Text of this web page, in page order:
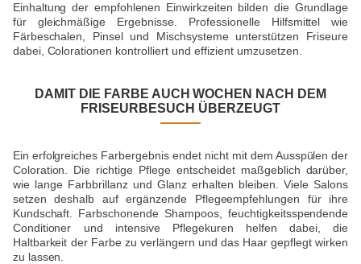
Einhaltung der empfohlenen Einwirkzeiten bilden die Grundlage
für gleichmäßige Ergebnisse. Professionelle Hilfsmittel wie
Färbeschalen, Pinsel und Mischsysteme unterstützen Friseure
dabei, Colorationen kontrolliert und effizient umzusetzen.
DAMIT DIE FARBE AUCH WOCHEN NACH DEM
FRISEURBESUCH ÜBERZEUGT
Ein erfolgreiches Farbergebnis endet nicht mit dem Ausspülen der
Coloration. Die richtige Pflege entscheidet maßgeblich darüber,
wie lange Farbbrillanz und Glanz erhalten bleiben. Viele Salons
setzen deshalb auf ergänzende Pflegeempfehlungen für ihre
Kundschaft. Farbschonende Shampoos, feuchtigkeitsspendende
Conditioner und intensive Pflegekuren helfen dabei, die
Haltbarkeit der Farbe zu verlängern und das Haar gepflegt wirken
zu lassen.